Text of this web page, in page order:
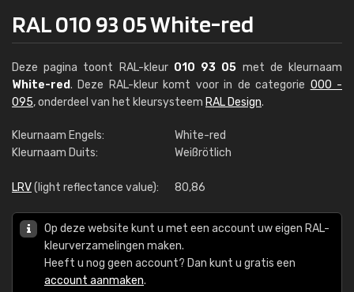
RAL 010 93 05 White-red
Deze pagina toont RAL-kleur 010 93 05 met de kleurnaam
White-red. Deze RAL-kleur komt voor in de categorie 000 -
095, onderdeel van het kleursysteem RAL Design.
Kleurnaam Engels:
White-red
Kleurnaam Duits:
Weißrötlich
LRV(light reflectance value): 80,86
Op deze website kunt u met een account uw eigen RAL-
kleurverzamelingen maken.
Heeft u nog geen account? Dan kunt u gratis een
account aanmaken.